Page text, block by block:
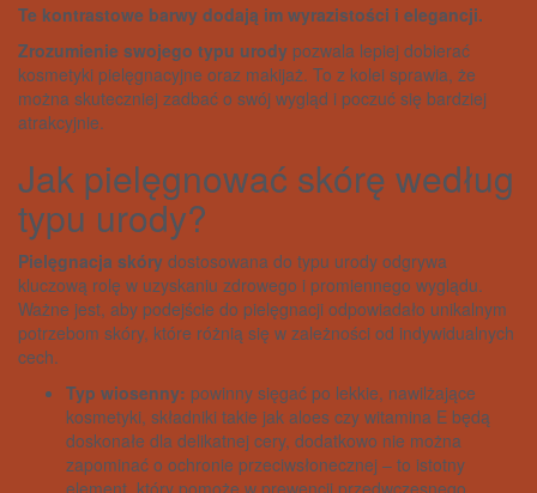
Te kontrastowe barwy dodają im wyrazistości i elegancji.
Zrozumienie swojego typu urody pozwala lepiej dobierać
kosmetyki pielęgnacyjne oraz makijaż. To z kolei sprawia, że
można skuteczniej zadbać o swój wygląd i poczuć się bardziej
atrakcyjnie.
Jak pielęgnować skórę według
typu urody?
Pielęgnacja skóry dostosowana do typu urody odgrywa
kluczową rolę w uzyskaniu zdrowego i promiennego wyglądu.
Ważne jest, aby podejście do pielęgnacji odpowiadało unikalnym
potrzebom skóry, które różnią się w zależności od indywidualnych
cech.
Typ wiosenny: powinny sięgać po lekkie, nawilżające
kosmetyki, składniki takie jak aloes czy witamina E będą
doskonałe dla delikatnej cery, dodatkowo nie można
zapominać o ochronie przeciwsłonecznej – to istotny
element, który pomoże w prewencji przedwczesnego